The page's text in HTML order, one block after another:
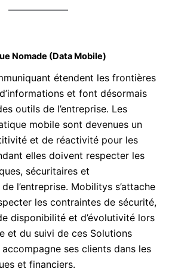
Nomade (Data Mobile)
étendent les frontières
et font désormais
outils de l’entreprise. Les
mobile sont devenues un
et de réactivité pour les
elles doivent respecter les
sécuritaires et
l’entreprise. Mobilitys s’attache
les contraintes de sécurité,
disponibilité et d’évolutivité lors
et du suivi de ces Solutions
ses clients dans les
et financiers.